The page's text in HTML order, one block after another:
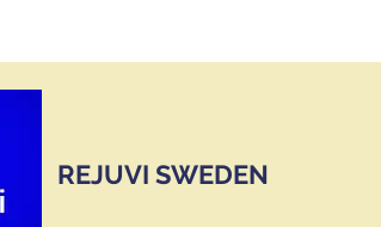
REJUVI SWEDEN